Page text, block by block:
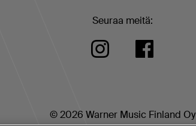
Seuraa meitä:
© 2026 Warner Music Finland Oy